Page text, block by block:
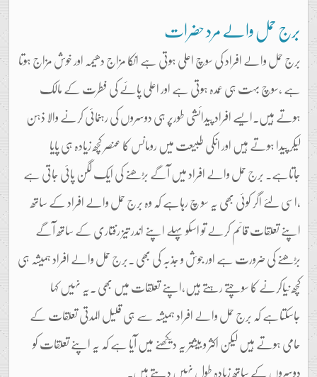
برج حمل والے مرد حضرات
برج حمل والے افراد کی سوچ اعلی ہوتی ہے انکا مزاج دھیمہ اور خوش مزاج ہوتا
ہے ،سوچ بہت ہی عمدہ ہوتی ہے اور اعلی پائے کی فطرت کے مالک
ہوتے ہیں۔ایسے افراد پیدائشی طورپر ہی دوسروں کی رہنمائی کرنے والا ذہن
لیکر پیدا ہوتے ہیں اور انکی طبیعت میں رومانس کا عنصر کچھ زیادہ ہی پایا
جاتاہے۔ برج حمل والے افراد میں آگے بڑھنے کی ایک لگن پائی جاتی ہے
،اسی لئے اگر کوئی بھی یہ سو چ رہاہے کہ وہ برج حمل والے افراد کے ساتھ
اپنے تعلقات قائم کرلے تو اسکو پہلے اپنے اندر تیز رفتاری کے ساتھ آگے
بڑھنے کی ضرورت ہے اور جوش و جذبہ کی بھی ۔برج حمل والے افراد ہمیشہ ہی
کچھ نیاکرنے کا سوچتے رہتے ہیں،اپنے تعلقات میں بھی ۔یہ نہیں کہا
جاسکتاہے کہ برج حمل والے افراد ہمیشہ سے ہی قلیل المدتی تعلقات کے
حامی ہوتے ہیں لیکن اکثر و بیشتر یہ دیکھنے میں آیا ہے کہ یہ اپنے تعلقات کو